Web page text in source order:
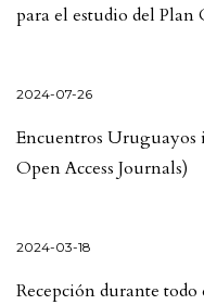
para el estudio del Plan
2024-07-26
Encuentros Uruguayos
Open Access Journals)
2024-03-18
Recepción durante